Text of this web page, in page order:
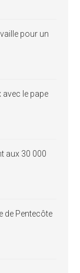
pour un
le pape
aux 30 000
de Pentecôte